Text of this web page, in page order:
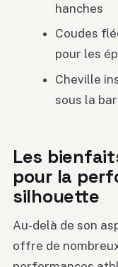
hanches
Coudes
pour les
Cheville
sous la
Les
pour la
silhouette
Au-delà de son
offre de